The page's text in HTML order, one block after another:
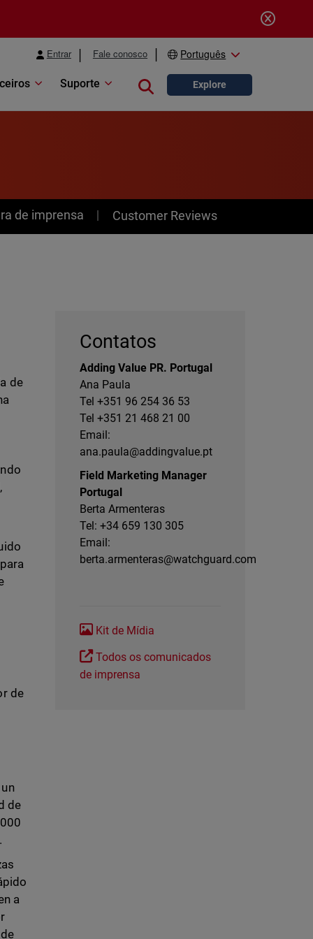
Entrar Fale conosco Português
Suporte Close search
Explore
de imprensa Customer Reviews
de
de
de
a
Contatos
Adding Value PR. Portugal
Ana Paula
Tel +351 96 254 36 53
Tel +351 21 468 21 00
Email:
ana.paula@addingvalue.pt
Field Marketing Manager
Portugal
Berta Armenteras
Tel: +34 659 130 305
Email:
berta.armenteras@watchguard.com
Kit de Mídia
Todos os comunicados
de imprensa